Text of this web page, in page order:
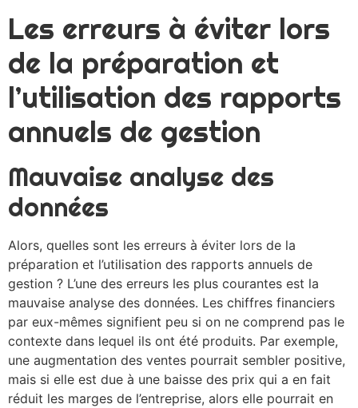
Les erreurs à éviter lors
de la préparation et
l’utilisation des rapports
annuels de gestion
Mauvaise analyse des
données
Alors, quelles sont les erreurs à éviter lors de la
préparation et l’utilisation des rapports annuels de
gestion ? L’une des erreurs les plus courantes est la
mauvaise analyse des données. Les chiffres financiers
par eux-mêmes signifient peu si on ne comprend pas le
contexte dans lequel ils ont été produits. Par exemple,
une augmentation des ventes pourrait sembler positive,
mais si elle est due à une baisse des prix qui a en fait
réduit les marges de l’entreprise, alors elle pourrait en